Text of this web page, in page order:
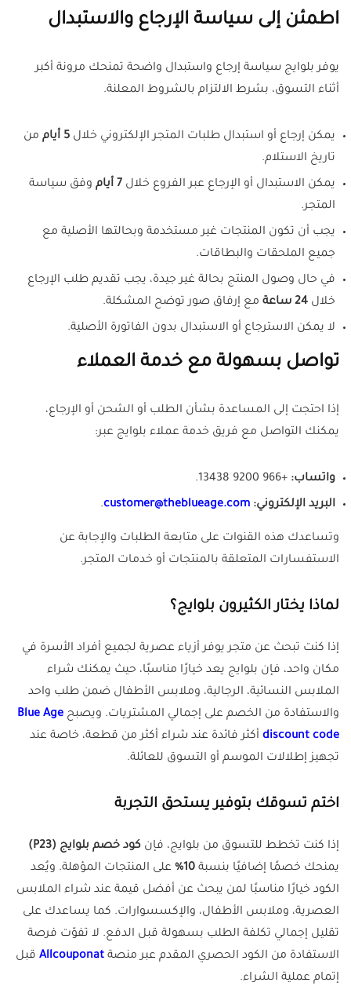
اطمئن إلى سياسة الإرجاع والاستبدال
يوفر بلوايج سياسة إرجاع واستبدال واضحة تمنحك مرونة أكبر
أثناء التسوق، بشرط الالتزام بالشروط المعلنة.
يمكن إرجاع أو استبدال طلبات المتجر الإلكتروني خلال 5 أيام
من
تاريخ الاستلام.
يمكن الاستبدال أو الإرجاع عبر الفروع خلال 7 أيام
وفق سياسة
المتجر.
يجب أن تكون المنتجات غير مستخدمة وبحالتها الأصلية مع
جميع الملحقات والبطاقات.
في حال وصول المنتج بحالة غير جيدة، يجب تقديم طلب الإرجاع
خلال 24 ساعة مع إرفاق صور توضح المشكلة.
لا يمكن الاسترجاع أو الاستبدال بدون الفاتورة الأصلية.
تواصل بسهولة مع خدمة العملاء
إذا احتجت إلى المساعدة بشأن الطلب أو الشحن أو الإرجاع،
يمكنك التواصل مع فريق خدمة عملاء بلوايج عبر:
واتساب: +966 9200 13438.
البريد الإلكتروني: customer@theblueage.com
.
وتساعدك هذه القنوات على متابعة الطلبات والإجابة عن
الاستفسارات المتعلقة بالمنتجات أو خدمات المتجر.
لماذا يختار الكثيرون بلوايج؟
إذا كنت تبحث عن متجر يوفر أزياء عصرية لجميع أفراد الأسرة في
مكان واحد، فإن بلوايج يعد خيارًا مناسبًا، حيث يمكنك شراء
الملابس النسائية، الرجالية، وملابس الأطفال ضمن طلب واحد
والاستفادة من الخصم على إجمالي المشتريات. ويصبح Blue Age
discount code أكثر فائدة عند شراء أكثر من قطعة، خاصة عند
تجهيز إطلالات الموسم أو التسوق للعائلة.
اختم تسوقك بتوفير يستحق التجربة
إذا كنت تخطط للتسوق من بلوايج، فإن كود خصم بلوايج (P23)
يمنحك خصمًا إضافيًا بنسبة 10%
على المنتجات المؤهلة. ويُعد
الكود خيارًا مناسبًا لمن يبحث عن أفضل قيمة عند شراء الملابس
العصرية، وملابس الأطفال، والإكسسوارات. كما يساعدك على
تقليل إجمالي تكلفة الطلب بسهولة قبل الدفع. لا تفوّت فرصة
الاستفادة من الكود الحصري المقدم عبر منصة Allcouponat قبل
إتمام عملية الشراء.